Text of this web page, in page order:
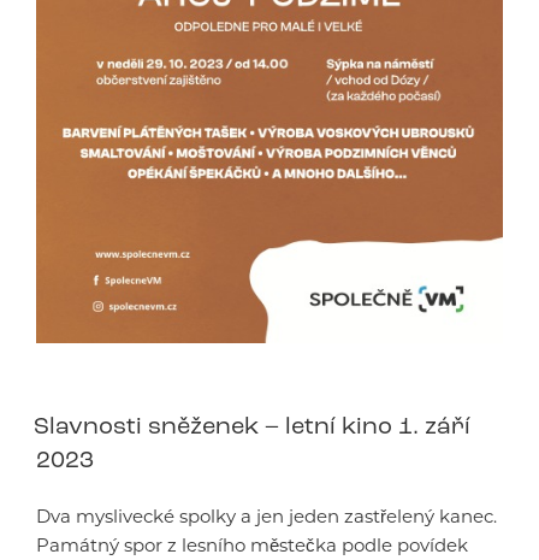
Slavnosti sněženek – letní kino 1. září
2023
Dva myslivecké spolky a jen jeden zastřelený kanec.
Památný spor z lesního městečka podle povídek